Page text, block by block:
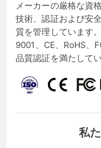
メーカーの厳格な資
技術、認証および安
質を管理しています
9001、CE、RoHS、
品質認証を満たしてい
私